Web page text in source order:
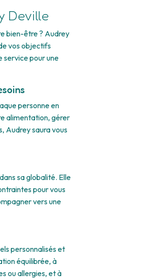
Deville
bien-être ? Audrey
vos objectifs
service pour une
personne en
alimentation, gérer
Audrey saura vous
sa globalité. Elle
pour vous
vers une
personnalisés et
équilibrée, à
ou allergies, et à